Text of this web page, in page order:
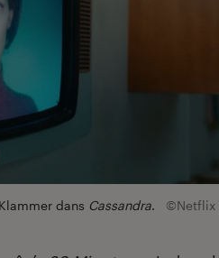
dans Cassandra. ©Netflix